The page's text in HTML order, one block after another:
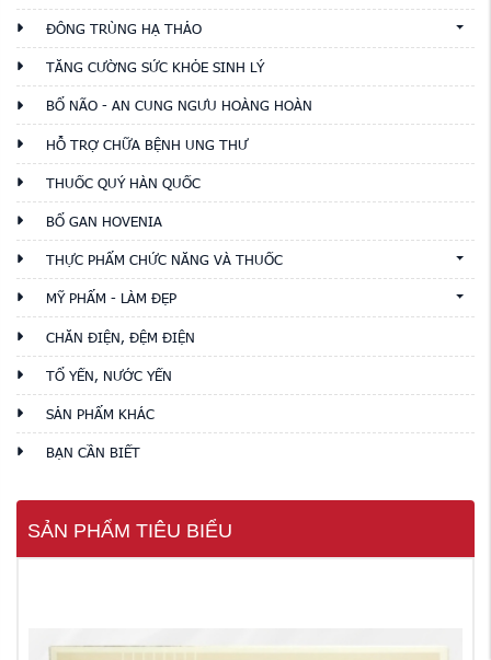
ĐÔNG TRÙNG HẠ THẢO
TĂNG CƯỜNG SỨC KHỎE SINH LÝ
BỔ NÃO - AN CUNG NGƯU HOÀNG HOÀN
HỖ TRỢ CHỮA BỆNH UNG THƯ
THUỐC QUÝ HÀN QUỐC
BỔ GAN HOVENIA
THỰC PHẨM CHỨC NĂNG VÀ THUỐC
MỸ PHẨM - LÀM ĐẸP
CHĂN ĐIỆN, ĐỆM ĐIỆN
TỔ YẾN, NƯỚC YẾN
SẢN PHẨM KHÁC
BẠN CẦN BIẾT
SẢN PHẨM TIÊU BIỂU